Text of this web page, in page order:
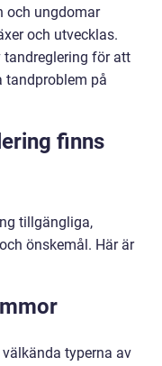
och ungdomar
och utvecklas.
tandreglering för att
tandproblem på
finns
tillgängliga,
önskemål. Här är
typerna av